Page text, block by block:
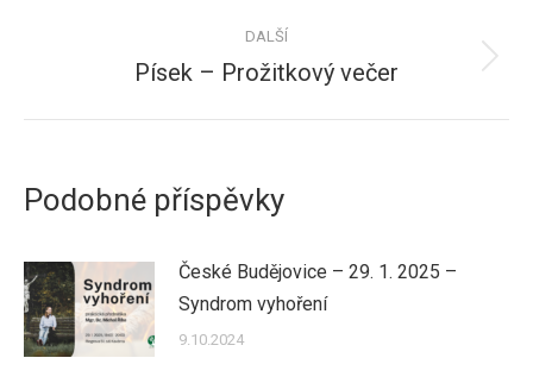
DALŠÍ
Další
Písek – Prožitkový večer
Podobné příspěvky
České Budějovice – 29. 1. 2025 –
Syndrom vyhoření
9.10.2024